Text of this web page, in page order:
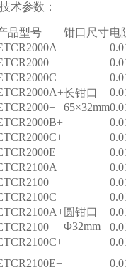
技术参数：
品型号 钳口尺寸电
长钳口
65×32mm
圆钳口
Φ32mm